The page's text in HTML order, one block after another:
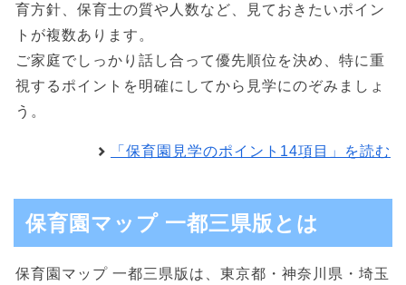
育方針、保育士の質や人数など、見ておきたいポイン
トが複数あります。
ご家庭でしっかり話し合って優先順位を決め、特に重
視するポイントを明確にしてから見学にのぞみましょ
う。
「保育園見学のポイント14項目」を読む
保育園マップ 一都三県版とは
保育園マップ 一都三県版は、東京都・神奈川県・埼玉